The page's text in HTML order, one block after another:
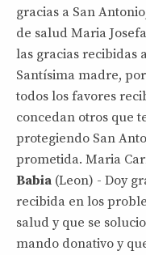
gracias a San
de salud Maria
las gracias recibidas
Santísima madre,
todos los favores
concedan otros que
protegiendo San
prometida. Maria
Babia (Leon) - Doy
recibida en los
salud y que se
mando donativo y